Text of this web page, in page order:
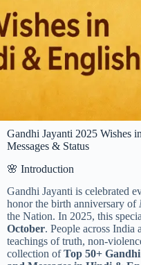
Gandhi Jayanti 2025 Wishes
Messages & Status
🌸 Introduction
Gandhi Jayanti is celebrated
honor the birth anniversary of
the Nation. In 2025, this
October. People across India
teachings of truth, non-
collection ofTop 50+